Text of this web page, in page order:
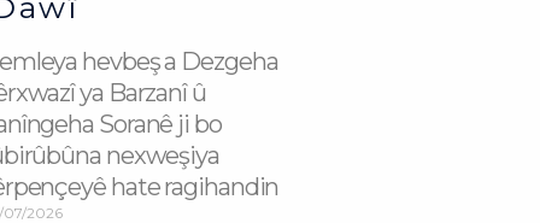
hevbeş a Dezgeha
ya Barzanî û
Soranê ji bo
nexweşiya
hate ragihandin
07/2026